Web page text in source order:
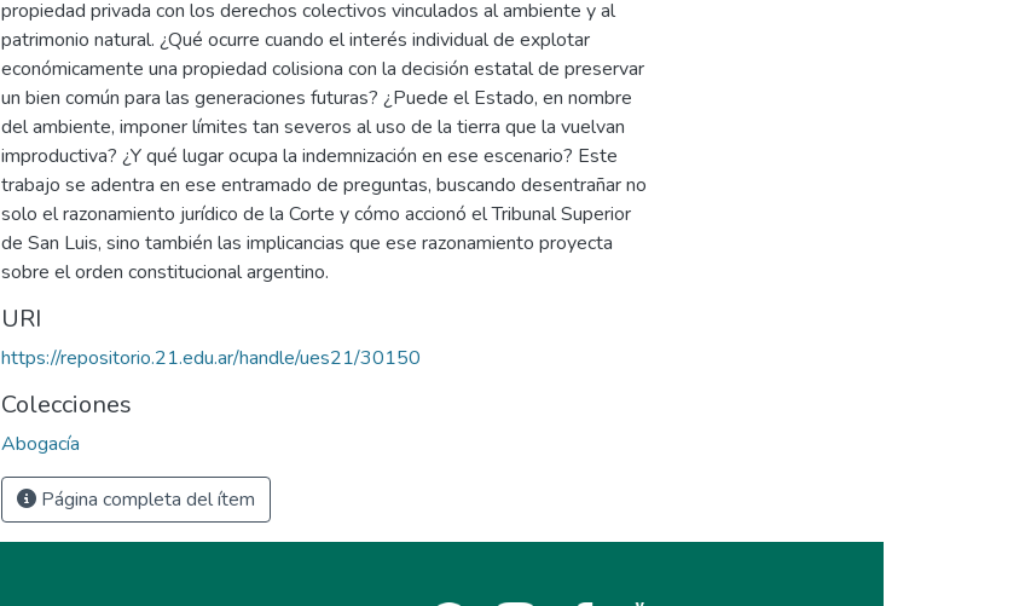
propiedad privada con los derechos colectivos vinculados al ambiente y al
patrimonio natural. ¿Qué ocurre cuando el interés individual de explotar
económicamente una propiedad colisiona con la decisión estatal de preservar
un bien común para las generaciones futuras? ¿Puede el Estado, en nombre
del ambiente, imponer límites tan severos al uso de la tierra que la vuelvan
improductiva? ¿Y qué lugar ocupa la indemnización en ese escenario? Este
trabajo se adentra en ese entramado de preguntas, buscando desentrañar no
solo el razonamiento jurídico de la Corte y cómo accionó el Tribunal Superior
de San Luis, sino también las implicancias que ese razonamiento proyecta
sobre el orden constitucional argentino.
URI
https://repositorio.21.edu.ar/handle/ues21/30150
Colecciones
Abogacía
Página completa del ítem